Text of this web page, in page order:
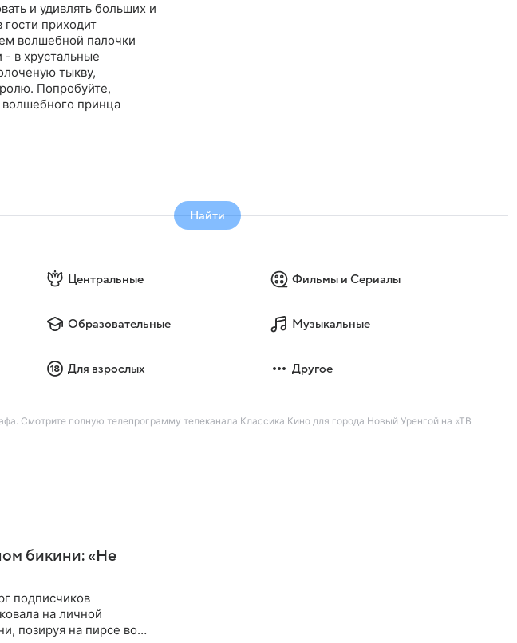
и удивлять больших и
гости приходит
волшебной палочки
в хрустальные
тыкву,
Попробуйте,
волшебного принца
Найти
Центральные Фильмы и Сериалы
Образовательные Музыкальные
Для взрослых Другое
Смотрите полную телепрограмму телеканала Классика Кино для города Новый Уренгой на «ТВ
бикини: «Не
подписчиков
на личной
позируя на пирсе во